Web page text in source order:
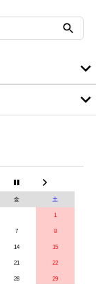
検
金 土
1
7 8
14 15
21 22
28 29